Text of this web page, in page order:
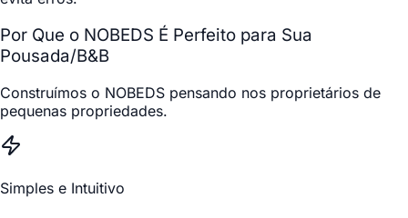
Por Que o NOBEDS É Perfeito para Sua
Pousada/B&B
Construímos o NOBEDS pensando nos proprietários de
pequenas propriedades.
Simples e Intuitivo